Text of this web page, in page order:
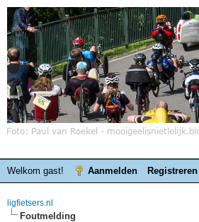
Welkom gast! Aanmelden Registreren
ligfietsers.nl
Foutmelding